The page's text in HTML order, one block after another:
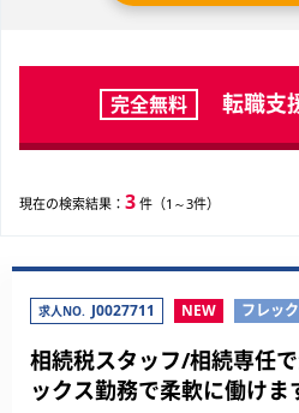
完全無料 転職支
現在の検索結果： 3 件（1～3件）
求人NO. J0027711 NEW フレッ
相続税スタッフ/相続専任
ックス勤務で柔軟に働けま